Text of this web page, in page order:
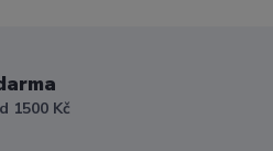
1500 Kč